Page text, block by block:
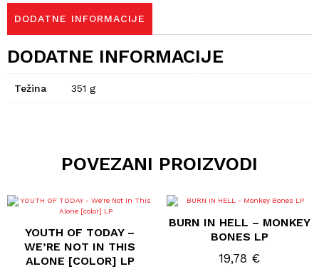
DODATNE INFORMACIJE
DODATNE INFORMACIJE
Težina 351 g
POVEZANI PROIZVODI
YOUTH OF TODAY –
WE’RE NOT IN THIS
ALONE [COLOR] LP
BURN IN HELL – MONKEY
BONES LP
19,78 €